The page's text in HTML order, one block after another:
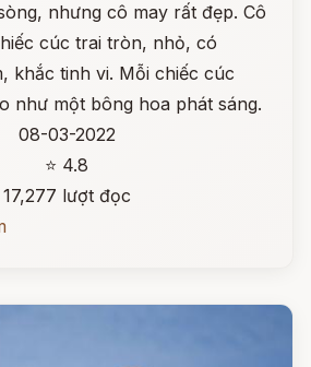
nhưng cô may rất đẹp. Cô
cúc trai tròn, nhỏ, có
khắc tinh vi. Mỗi chiếc cúc
như một bông hoa phát sáng.
08-03-2022
⭐ 4.8
17,277 lượt đọc